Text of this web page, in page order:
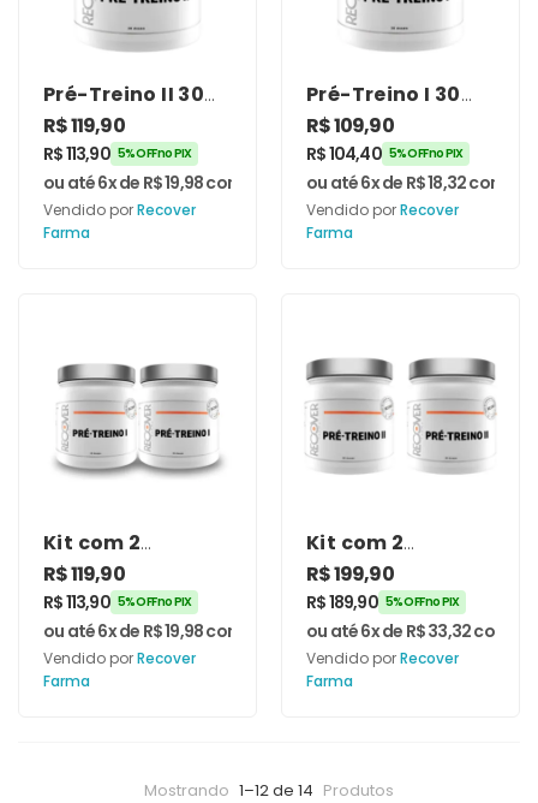
Pré-Treino II 30
doses – Recover
Farma
R$119,90
R$113,90 5% OFF no PIX
ou até 6x de R$19,98com juros
Vendido porRecover
Farma
Pré-Treino I 30
doses – Recover
Farma
R$109,90
R$104,40 5% OFF no PIX
ou até 6x de R$18,32com
Vendido porRecover
Farma
Kit com 2
unidades de Pré-
Treino I 30 doses
– Recover Farma
R$119,90
R$113,90 5% OFF no PIX
ou até 6x de R$19,98com juros
Vendido porRecover
Farma
Kit com 2
unidades de Pré-
Treino II 30 doses
– Recover Farma
R$199,90
R$189,90 5% OFF no PIX
ou até 6x de R$33,32com
Vendido porRecover
Farma
Mostrando 1–12 de 14 Produtos